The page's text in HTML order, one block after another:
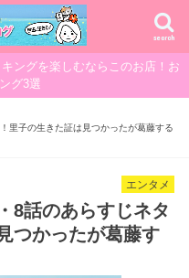
search
ングを楽しむならこのお店！お
グ3選
里子の生きた証は見つかったが葛藤する
エンタメ
8話のあらすじネタ
つかったが葛藤す